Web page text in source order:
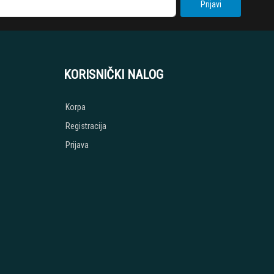
Prijavi
KORISNIČKI NALOG
Korpa
Registracija
Prijava